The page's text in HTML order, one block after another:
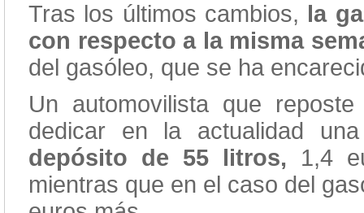
Tras los últimos cambios, la
con respecto a la misma
del gasóleo, que se ha
Un automovilista que
dedicar en la actualidad
depósito de 55 litros, 1,4
mientras que en el caso del